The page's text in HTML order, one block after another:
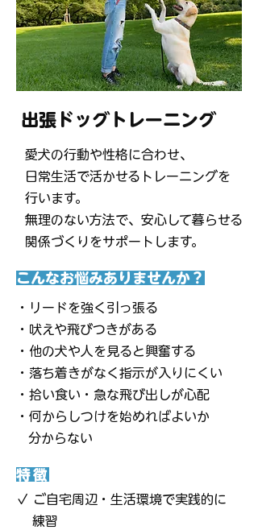
出張ドッグトレーニング
愛犬の行動や性格に合わせ、
日常生活で活かせるトレーニングを
行います。
無理のない方法で、安心して暮らせる
関係づくりをサポートします。
こんなお悩みありませんか？
・リードを強く引っ張る
・吠えや飛びつきがある
・他の犬や人を見ると興奮する
・落ち着きがなく指示が入りにくい
・拾い食い・急な飛び出しが心配
・何からしつけを始めればよいか
分からない
特徴
✓ ご自宅周辺・生活環境で実践的に
練習